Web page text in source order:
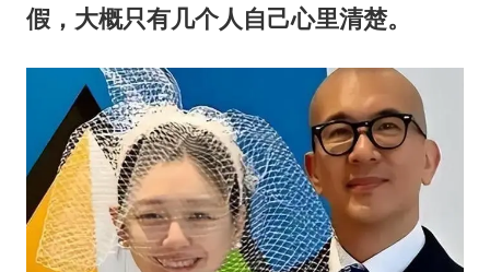
假，大概只有几个人自己心里清楚。